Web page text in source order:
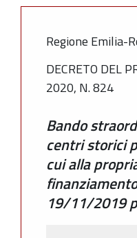
Regione Emilia-
DECRETO DEL
2020, N. 824
Bando
centri storici
cui alla
19/11/2019